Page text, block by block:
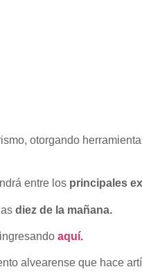
otorgando
entre los principales
diez de la mañana.
aquí.
alvearense que hace